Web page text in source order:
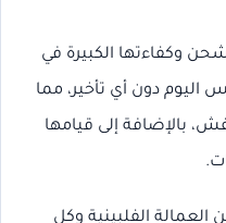
وكفاءتها الكبيرة في
دون أي تأخير، مما
بالإضافة إلى قيامها
الفلبينية وكل